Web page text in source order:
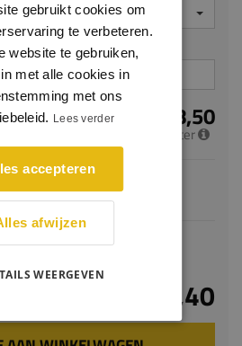
€ 18,50
per meter
voor maatwerk, de verwachte
4-6 werkdagen
€ 44,40
gebruikt cookies om
te verbeteren.
website te gebruiken,
met alle cookies in
met ons
Lees verder
accepteren
afwijzen
WEERGEVEN